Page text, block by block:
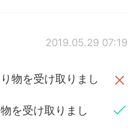
Việt
2019.05.29 07:19
物を受け取りまし
を受け取りまし